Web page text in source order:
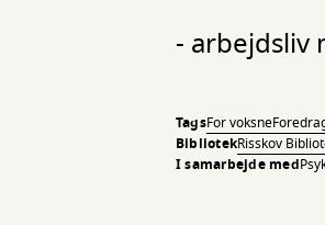
- arbejdsliv
TagsFor voksne
BibliotekRisskov
I samarbejde med